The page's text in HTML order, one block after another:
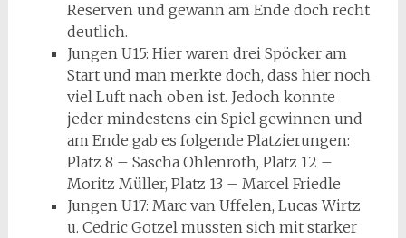
Reserven und gewann am Ende doch recht
deutlich.
Jungen U15: Hier waren drei Spöcker am
Start und man merkte doch, dass hier noch
viel Luft nach oben ist. Jedoch konnte
jeder mindestens ein Spiel gewinnen und
am Ende gab es folgende Platzierungen:
Platz 8 – Sascha Ohlenroth, Platz 12 –
Moritz Müller, Platz 13 – Marcel Friedle
Jungen U17: Marc van Uffelen, Lucas Wirtz
u. Cedric Gotzel mussten sich mit starker